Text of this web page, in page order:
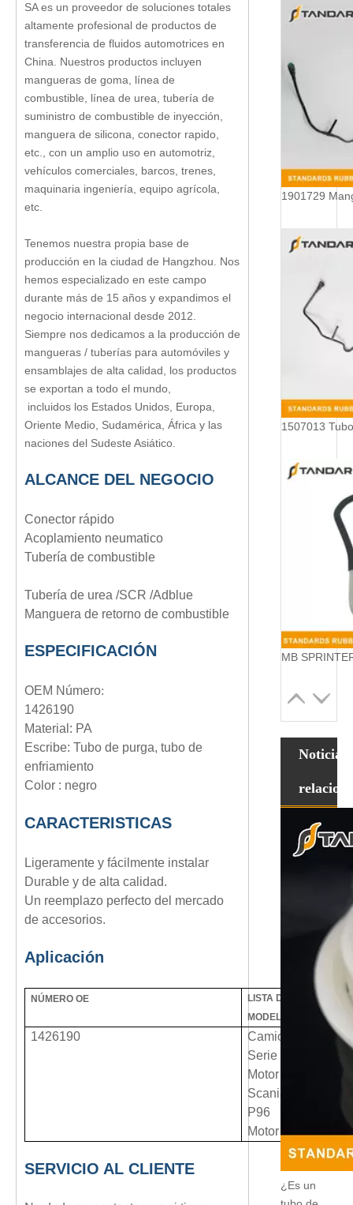
SA es un proveedor de soluciones totales
altamente profesional de productos de
transferencia de fluidos automotrices en
China. Nuestros productos incluyen
mangueras de goma, línea de
combustible, línea de urea, tubería de
suministro de combustible de inyección,
manguera de silicona, conector rapido,
etc., con un amplio uso en automotriz,
vehículos comerciales, barcos, trenes,
maquinaria ingeniería, equipo agrícola,
etc.
Tenemos nuestra propia base de
producción en la ciudad de Hangzhou. Nos
hemos especializado en este campo
durante más de 15 años y expandimos el
negocio internacional desde 2012.
Siempre nos dedicamos a la producción de
mangueras / tuberías para automóviles y
ensamblajes de alta calidad, los productos
se exportan a todo el mundo,
incluidos los Estados Unidos, Europa,
Oriente Medio, Sudamérica, África y las
naciones del Sudeste Asiático.
ALCANCE DEL NEGOCIO
Conector rápido
Acoplamiento neumatico
Tubería de combustible
Tubería de urea /SCR /Adblue
Manguera de retorno de combustible
ESPECIFICACIÓN
OEM Número:
1426190
Material: PA
Escribe: Tubo de purga, tubo de
enfriamiento
Color : negro
CARACTERISTICAS
Ligeramente y fácilmente instalar
Durable y de alta calidad.
Un reemplazo perfecto del mercado
de accesorios.
Aplicación
NÚMERO OE
LISTA DE
MODELO DE
1426190
Camiones Scania
Serie 4
Motor D16
Scania Marine e
P96
Motor D16
SERVICIO AL CLIENTE
Noticias
¿Es un